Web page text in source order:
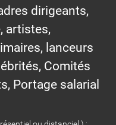
dirigeants,
artistes,
lanceurs
Comités
Portage salarial